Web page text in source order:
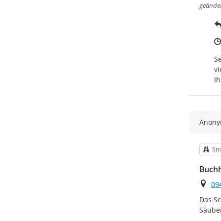
Ort
Das